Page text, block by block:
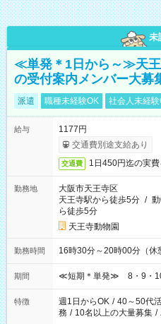
未
≪単発＊1日から～≫天王
の受付案内メンバー大募
派遣 職種未経験OK 社会人未経験
給与
1177円
交通費別途支給あり
交通費 1日450円迄の実
勤務地
大阪市天王寺区
天王寺駅から徒歩5分 /
ら徒歩5分
天王寺動物園
勤務時間 16時30分～20時00分（
期間 ≪短期＊単発≫ 8・9・10
特徴 週1日からOK / 40～50代
務 / 10名以上の大量募集 /